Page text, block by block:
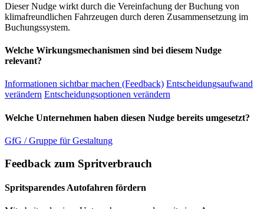
Dieser Nudge wirkt durch die Vereinfachung der Buchung von
klimafreundlichen Fahrzeugen durch deren Zusammensetzung im
Buchungssystem.
Welche Wirkungsmechanismen sind bei diesem Nudge
relevant?
Informationen sichtbar machen (Feedback) Entscheidungsaufwand
verändern Entscheidungsoptionen verändern
Welche Unternehmen haben diesen Nudge bereits umgesetzt?
GfG / Gruppe für Gestaltung
Feedback zum Spritverbrauch
Spritsparendes Autofahren fördern